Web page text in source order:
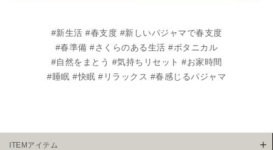
#新生活 #春支度 #新しいパジャマで春支度
#春準備 #さくらのある生活 #ボタニカル
#自然をまとう #気持ちリセット #お家時間
#睡眠 #快眠 #リラックス #春感じるパジャマ
ITEMアイテム